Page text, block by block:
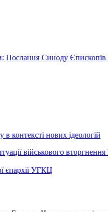
Послання Синоду
контексті нових ідеологій
військового вторгнення
єпархії УГКЦ